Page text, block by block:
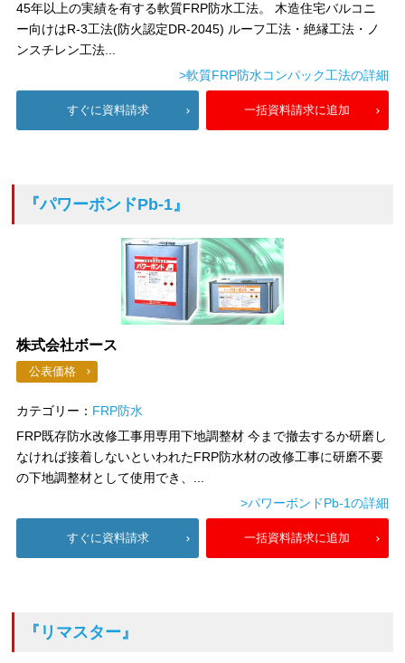
45年以上の実績を有する軟質FRP防水工法。 木造住宅バルコニ
ー向けはR-3工法(防火認定DR-2045) ルーフ工法・絶縁工法・ノ
ンスチレン工法...
>軟質FRP防水コンパック工法の詳細
すぐに資料請求 一括資料請求に追加
『パワーボンドPb-1』
株式会社ボース
公表価格
カテゴリー： FRP防水
FRP既存防水改修工事用専用下地調整材 今まで撤去するか研磨し
なければ接着しないといわれたFRP防水材の改修工事に研磨不要
の下地調整材として使用でき、...
>パワーボンドPb-1の詳細
すぐに資料請求 一括資料請求に追加
『リマスター』